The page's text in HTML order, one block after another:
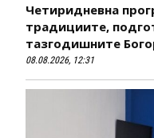
Четиридневна
традициите,
тазгодишните
08.08.2026, 12:31